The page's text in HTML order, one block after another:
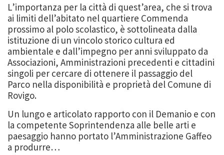
L’importanza per la città di quest’area, che si trova
ai limiti dell’abitato nel quartiere Commenda
prossimo al polo scolastico, è sottolineata dalla
istituzione di un vincolo storico cultura ed
ambientale e dall’impegno per anni sviluppato da
Associazioni, Amministrazioni precedenti e cittadini
singoli per cercare di ottenere il passaggio del
Parco nella disponibilità e proprietà del Comune di
Rovigo.
Un lungo e articolato rapporto con il Demanio e con
la competente Soprintendenza alle belle arti e
paesaggio hanno portato l’Amministrazione Gaffeo
a produrre…